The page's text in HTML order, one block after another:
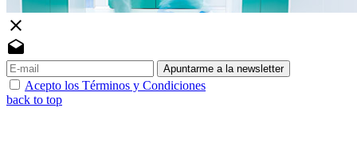
close
drafts
Apuntarme a la newsletter
Acepto los Términos y Condiciones
back to top